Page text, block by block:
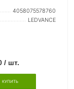
4058075578760
LEDVANCE
/ шт.
КУПИТЬ